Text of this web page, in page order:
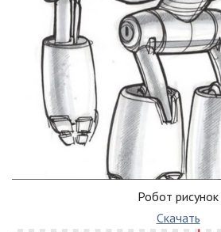
Робот рисунок
Скачать